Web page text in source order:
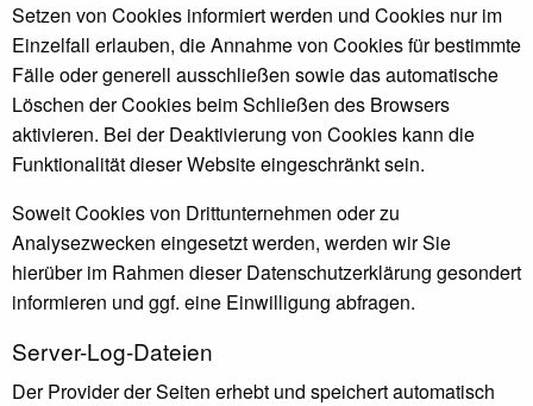
Setzen von Cookies informiert werden und Cookies nur im
Einzelfall erlauben, die Annahme von Cookies für bestimmte
Fälle oder generell ausschließen sowie das automatische
Löschen der Cookies beim Schließen des Browsers
aktivieren. Bei der Deaktivierung von Cookies kann die
Funktionalität dieser Website eingeschränkt sein.
Soweit Cookies von Drittunternehmen oder zu
Analysezwecken eingesetzt werden, werden wir Sie
hierüber im Rahmen dieser Datenschutzerklärung gesondert
informieren und ggf. eine Einwilligung abfragen.
Server-Log-Dateien
Der Provider der Seiten erhebt und speichert automatisch